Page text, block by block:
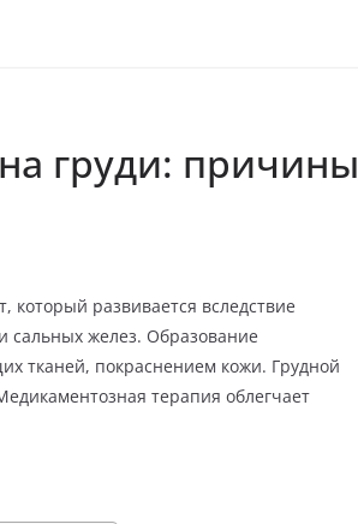
груди: причины
который развивается вследствие
сальных желез. Образование
тканей, покраснением кожи. Грудной
терапия облегчает